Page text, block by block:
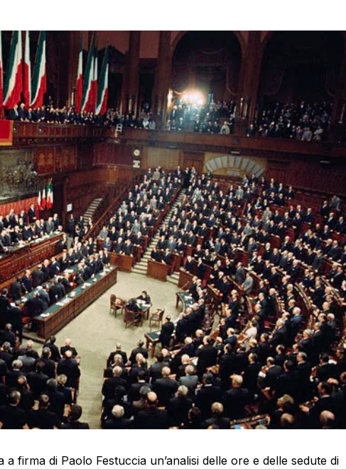
a firma di Paolo Festuccia un’analisi delle ore e delle sedute di